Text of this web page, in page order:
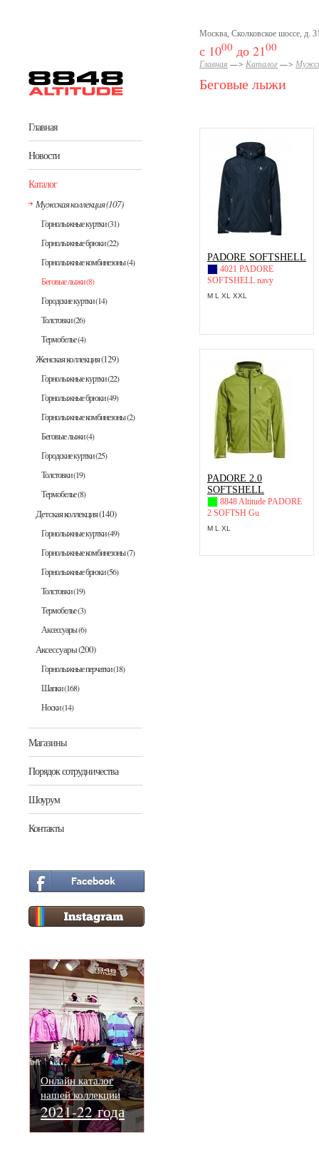
Главная
Новости
Каталог
Мужская коллекция(107)
Горнолыжные куртки(31)
Горнолыжные брюки(22)
Горнолыжные комбинезоны(4)
Беговые лыжи(8)
Городские куртки(14)
Толстовки(26)
Термобелье(4)
Женская коллекция(129)
Горнолыжные куртки(22)
Горнолыжные брюки(49)
Горнолыжные комбинезоны(2)
Беговые лыжи(4)
Городские куртки(25)
Толстовки(19)
Термобелье(8)
Детская коллекция(140)
Горнолыжные куртки(49)
Горнолыжные комбинезоны(7)
Горнолыжные брюки(56)
Толстовки(19)
Термобелье(3)
Аксессуары(6)
Аксессуары(200)
Горнолыжные перчатки(18)
Шапки(168)
Носки(14)
Магазины
Порядок сотрудничества
Шоурум
Контакты
Онлайн каталог
нашей коллекции
2021-22 года
Москва, Сколковское шоссе, д.
с 1000 до 2100
Главная —> Каталог —>
Беговые лыжи
PADORE SOFTSHELL
4021 PADORE
SOFTSHELL navy
M L XL XXL
PADORE 2.0
SOFTSHELL
8848 Altitude PADORE
2 SOFTSH Gu
M L XL